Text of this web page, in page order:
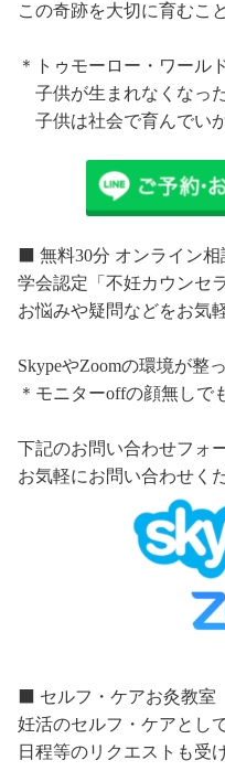
この奇跡を大切に育むこ
＊トゥモーロー・ワー
子供が生まれなくなっ
子供は社会で育んでい
⬛️ 無料30分 オンライン相
学会認定「不妊カウンセ
お悩みや疑問などをお気
SkypeやZoomの環境が整
＊モニターoffの顔無しで
下記のお問い合わせフォ
お気軽にお問い合わせく
⬛️ セルフ・ケアお灸教室
妊活のセルフ・ケアとし
日程等のリクエストも受